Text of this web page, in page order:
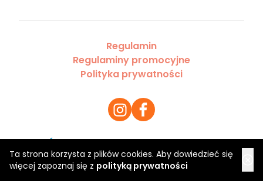
Ta strona korzysta z plików cookies. Aby dowiedzieć się
więcej zapoznaj się z polityką prywatności
Regulamin
Regulaminy promocyjne
Polityka prywatności
Copyright 2026 Saloner Sp. z o.o.